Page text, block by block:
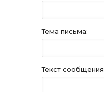
Тема письма:
Текст сообщения